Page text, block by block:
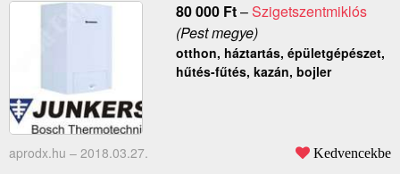
80 000 Ft–Szigetszentmiklós
(Pest megye)
otthon, háztartás, épületgépészet,
hűtés-fűtés, kazán, bojler
aprodx.hu – 2018.03.27. Kedvencekbe